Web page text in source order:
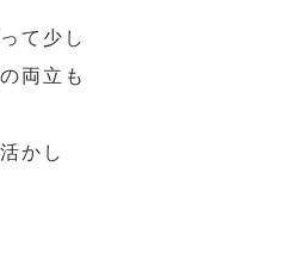
て少し
両立も
かし